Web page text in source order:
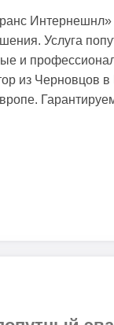
Услуга
и
из Черновцов